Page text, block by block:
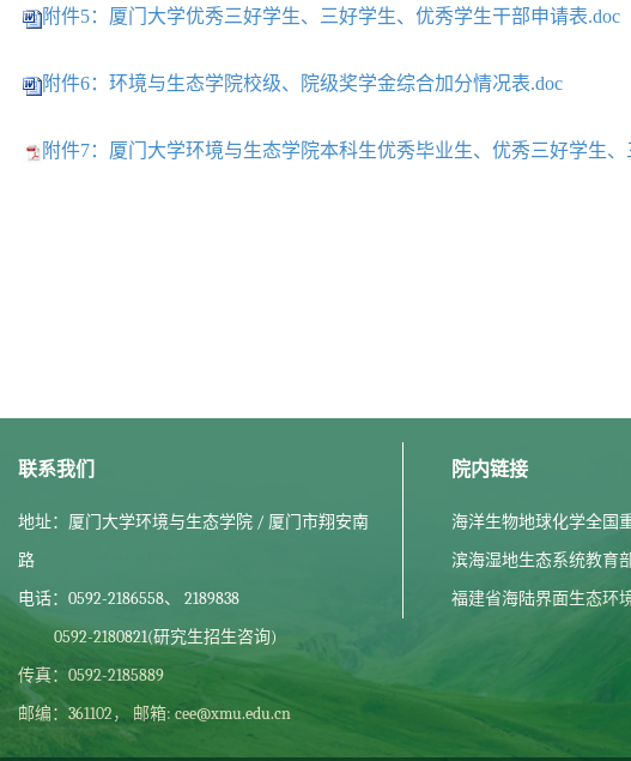
附件5：厦门大学优秀三好学生、三好学生、优秀学生干部申请表.doc
附件6：环境与生态学院校级、院级奖学金综合加分情况表.doc
附件7：厦门大学环境与生态学院本科生优秀毕业生、优秀三好学生
联系我们
地址：厦门大学环境与生态学院 / 厦门市翔安南
路
电话：0592-2186558、 2189838
0592-2180821(研究生招生咨询)
传真：0592-2185889
邮编：361102， 邮箱: cee@xmu.edu.cn
院内链接
海洋生物地球化学全国
滨海湿地生态系统教育
福建省海陆界面生态环